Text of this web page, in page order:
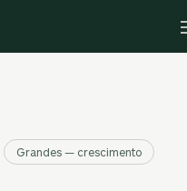
Grandes — crescimento